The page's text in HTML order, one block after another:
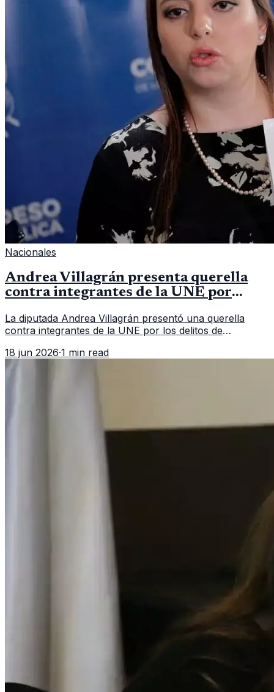
Nacionales
Andrea Villagrán presenta querella
contra integrantes de la UNE por
La diputada Andrea Villagrán presentó una querella
contra integrantes de la UNE por los delitos de
18 jun 2026·1 min read